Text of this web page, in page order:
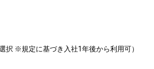
択 ※規定に基づき入社1年後から利用可）